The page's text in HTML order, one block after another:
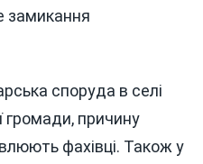
замикання
споруда в селі
громади, причину
фахівці. Також у